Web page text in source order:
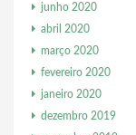
junho 2020
abril 2020
março 2020
fevereiro 2020
janeiro 2020
dezembro 2019